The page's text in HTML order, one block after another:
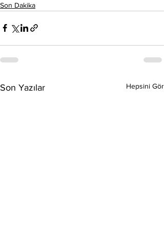
Son Dakika
Son Yazılar Hepsini Gör